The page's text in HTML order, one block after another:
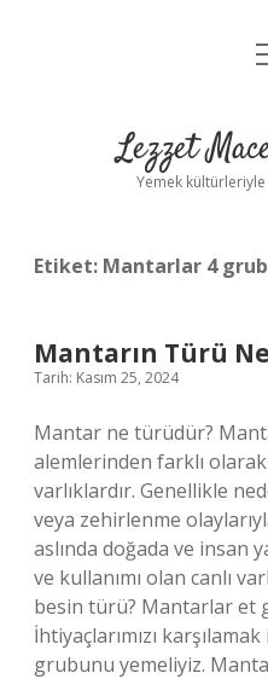
Lezzet
Yemek
Etiket: Mantarlar 4
Mantarın Türü
Tarih: Kasım 25, 2024
Mantar ne türüdür?
alemlerinden farklı
varlıklardır. Genellikle
veya zehirlenme
aslında doğada ve insan
ve kullanımı olan canlı
besin türü? Mantarlar et
İhtiyaçlarımızı
grubunu yemeliyiz.